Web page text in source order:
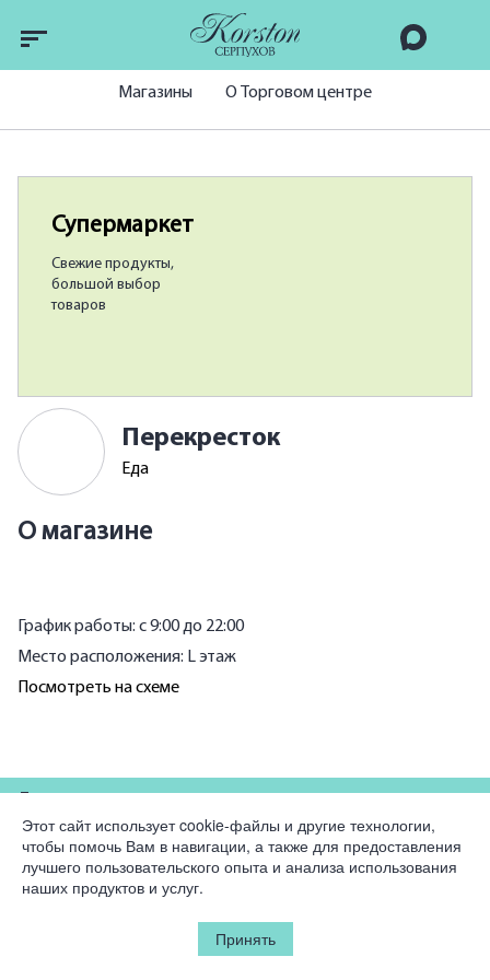
Магазины О Торговом центре
Супермаркет
Свежие продукты,
большой выбор
товаров
Перекресток
Еда
О магазине
График работы: с 9:00 до 22:00
Место расположения: L этаж
Посмотреть на схеме
Компания
Юридическая информация
Этот сайт использует cookie-файлы и другие технологии,
чтобы помочь Вам в навигации, а также для предоставления
лучшего пользовательского опыта и анализа использования
наших продуктов и услуг.
Принять